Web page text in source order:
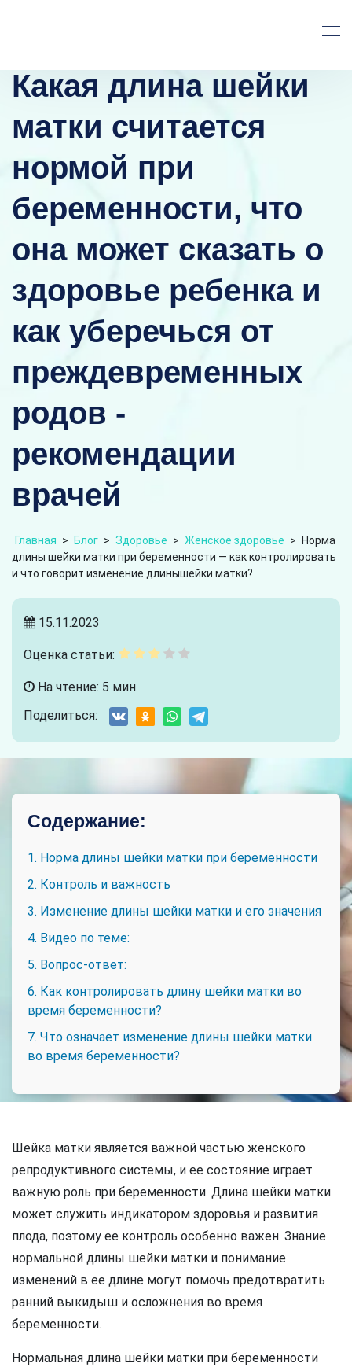
Какая длина шейки
матки считается
нормой при
беременности, что
она может сказать о
здоровье ребенка и
как уберечься от
преждевременных
родов -
рекомендации
врачей
Главная > Блог > Здоровье > Женское здоровье >
Норма
длины шейки матки при беременности — как контролировать
и что говорит изменение длинышейки матки?
15.11.2023
Оценка статьи:
На чтение: 5 мин.
Поделиться:
Содержание:
1. Норма длины шейки матки при беременности
2. Контроль и важность
3. Изменение длины шейки матки и его значения
4. Видео по теме:
5. Вопрос-ответ:
6. Как контролировать длину шейки матки во
время беременности?
7. Что означает изменение длины шейки матки
во время беременности?
Шейка матки является важной частью женского
репродуктивного системы, и ее состояние играет
важную роль при беременности. Длина шейки матки
может служить индикатором здоровья и развития
плода, поэтому ее контроль особенно важен. Знание
нормальной длины шейки матки и понимание
изменений в ее длине могут помочь предотвратить
ранний выкидыш и осложнения во время
беременности.
Нормальная длина шейки матки при беременности